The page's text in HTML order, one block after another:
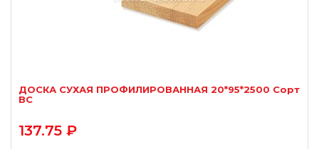
ДОСКА СУХАЯ ПРОФИЛИРОВАННАЯ 20*95*2500 Сорт
ВС
137.75 ₽